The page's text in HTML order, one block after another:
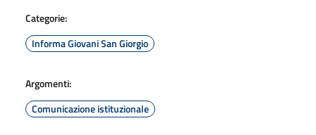
Categorie:
Informa Giovani San Giorgio
Argomenti:
Comunicazione istituzionale